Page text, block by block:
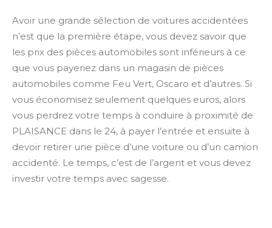
Avoir une grande sélection de voitures accidentées
n’est que la première étape, vous devez savoir que
les prix des pièces automobiles sont inférieurs à ce
que vous payeriez dans un magasin de pièces
automobiles comme Feu Vert, Oscaro et d’autres. Si
vous économisez seulement quelques euros, alors
vous perdrez votre temps à conduire à proximité de
PLAISANCE dans le 24, à payer l’entrée et ensuite à
devoir retirer une pièce d’une voiture ou d’un camion
accidenté. Le temps, c’est de l’argent et vous devez
investir votre temps avec sagesse.